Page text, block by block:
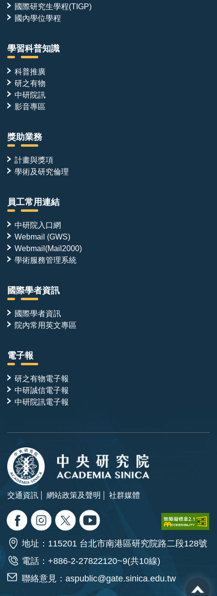
國際研究生學程(TIGP)
國內學位學程
學習科普知識
科普推廣
研之有物
中研院訊
影音專區
獎助業務
計畫與獎項
學術及研究倫理
員工常用連結
中研院入口網
Webmail (GWS)
Webmail(Mail2000)
學術服務管理系統
國際學者資訊
國際學者資訊
院內常用英文專區
電子報
研之有物電子報
中研誠信電子報
中研院訊電子報
交通資訊 網站政策及聲明 社群媒體
地址：115201 台北市南港區研究院路二段128號
電話：+886-2-27822120~9(共10線)
聯絡意見： aspublic@gate.sinica.edu.tw